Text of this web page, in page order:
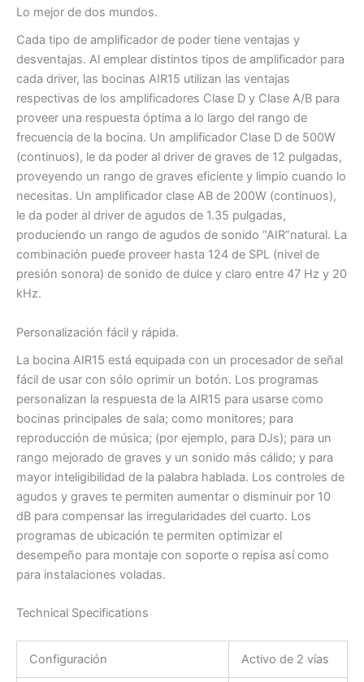
Lo mejor de dos mundos.
Cada tipo de amplificador de poder tiene ventajas y
desventajas. Al emplear distintos tipos de amplificador para
cada driver, las bocinas AIR15 utilizan las ventajas
respectivas de los amplificadores Clase D y Clase A/B para
proveer una respuesta óptima a lo largo del rango de
frecuencia de la bocina. Un amplificador Clase D de 500W
(continuos), le da poder al driver de graves de 12 pulgadas,
proveyendo un rango de graves eficiente y limpio cuando lo
necesitas. Un amplificador clase AB de 200W (continuos),
le da poder al driver de agudos de 1.35 pulgadas,
produciendo un rango de agudos de sonido “AIR”natural. La
combinación puede proveer hasta 124 de SPL (nivel de
presión sonora) de sonido de dulce y claro entre 47 Hz y 20
kHz.
Personalización fácil y rápida.
La bocina AIR15 está equipada con un procesador de señal
fácil de usar con sólo oprimir un botón. Los programas
personalizan la respuesta de la AIR15 para usarse como
bocinas principales de sala; como monitores; para
reproducción de música; (por ejemplo, para DJs); para un
rango mejorado de graves y un sonido más cálido; y para
mayor inteligibilidad de la palabra hablada. Los controles de
agudos y graves te permiten aumentar o disminuir por 10
dB para compensar las irregularidades del cuarto. Los
programas de ubicación te permiten optimizar el
desempeño para montaje con soporte o repisa así como
para instalaciones voladas.
Technical Specifications
Configuración Activo de 2 vías